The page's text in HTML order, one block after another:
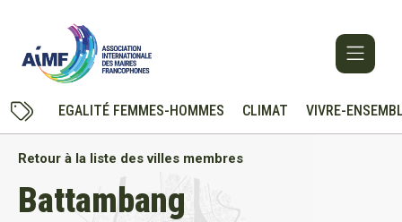
EGALITÉ FEMMES-HOMMES CLIMAT VIVRE-
Retour à la liste des villes membres
Battambang